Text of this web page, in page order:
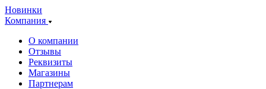
Новинки
Компания
О компании
Отзывы
Реквизиты
Магазины
Партнерам